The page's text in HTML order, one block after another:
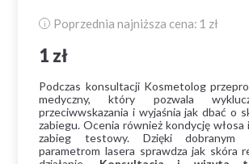
i Poprzednia najniższa cena: 1 zł
1 zł
Podczas konsultacji Kosmetolog
medyczny, który pozwala
przeciwwskazania i wyjaśnia jak dbać o
zabiegu. Ocenia również kondycję włosa
zabieg testowy. Dzięki dobranym
parametrom lasera sprawdza jak skóra